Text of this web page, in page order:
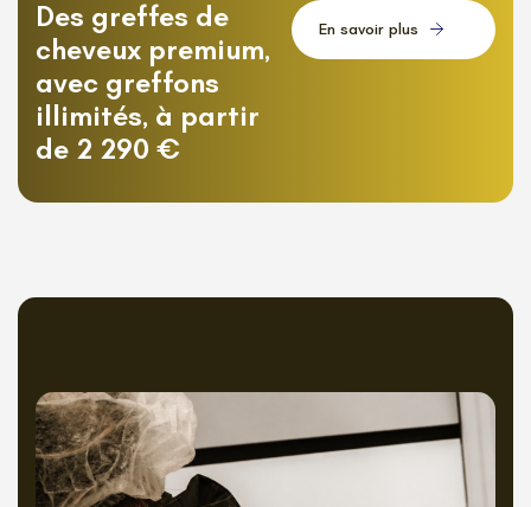
Des greffes de
cheveux premium,
avec greffons
illimités, à partir
de 2 290 €
En savoir plus